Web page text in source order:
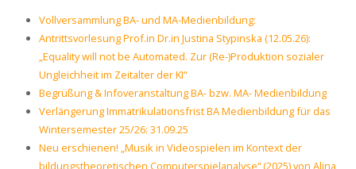
Vollversammlung BA- und MA-Medienbildung:
Antrittsvorlesung Prof.in Dr.in Justina Stypinska (12.05.26):
„Equality will not be Automated. Zur (Re-)Produktion sozialer
Ungleichheit im Zeitalter der KI“
Begrüßung & Infoveranstaltung BA- bzw. MA- Medienbildung
Verlängerung Immatrikulationsfrist BA Medienbildung für das
Wintersemester 25/26: 31.09.25
Neu erschienen! „Musik in Videospielen im Kontext der
bildungstheoretischen Computerspielanalyse“ (2025) von Alina